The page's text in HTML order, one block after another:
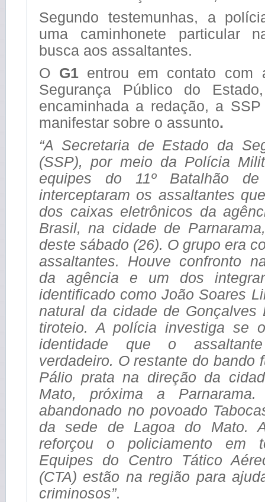
Segundo testemunhas, a
uma caminhonete particular
busca aos assaltantes.
O G1entrou em contato com
Segurança Público do
encaminhada a redação, a
manifestar sobre o assunto.
“A Secretaria de Estado da
(SSP), por meio da Polícia
equipes do 11º Batalhão
interceptaram os assaltantes
dos caixas eletrônicos da
Brasil, na cidade de
deste sábado (26). O grupo era
assaltantes. Houve confronto
da agência e um dos
identificado como João Soares
natural da cidade de Gonçalves
tiroteio. A polícia investiga se
identidade que o
verdadeiro. O restante do bando
Pálio prata na direção da
Mato, próxima a
abandonado no povoado
da sede de Lagoa do Mato.
reforçou o policiamento em
Equipes do Centro Tático
(CTA) estão na região para
criminosos”.